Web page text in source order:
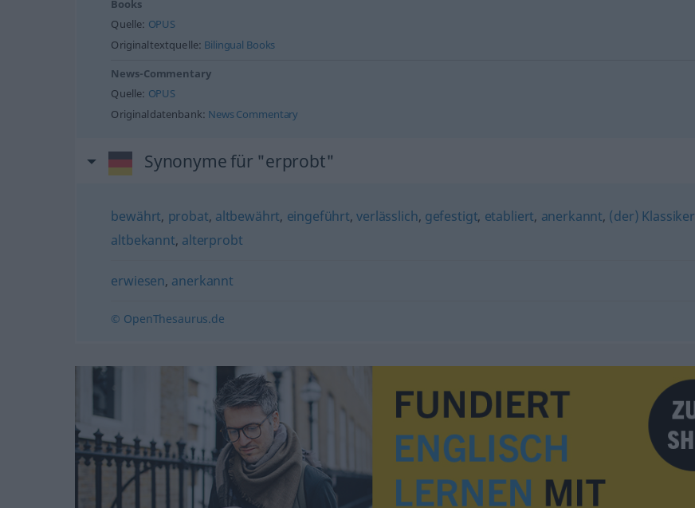
Books
Quelle: OPUS
Originaltextquelle: Bilingual Books
News-Commentary
Quelle: OPUS
Originaldatenbank: News Commentary
Synonyme für "erprobt"
bewährt, probat, altbewährt, eingeführt,verlässlich, gefestigt, etabliert, anerkannt, (der) Klassiker
altbekannt, alterprobt
erwiesen, anerkannt
© OpenThesaurus.de